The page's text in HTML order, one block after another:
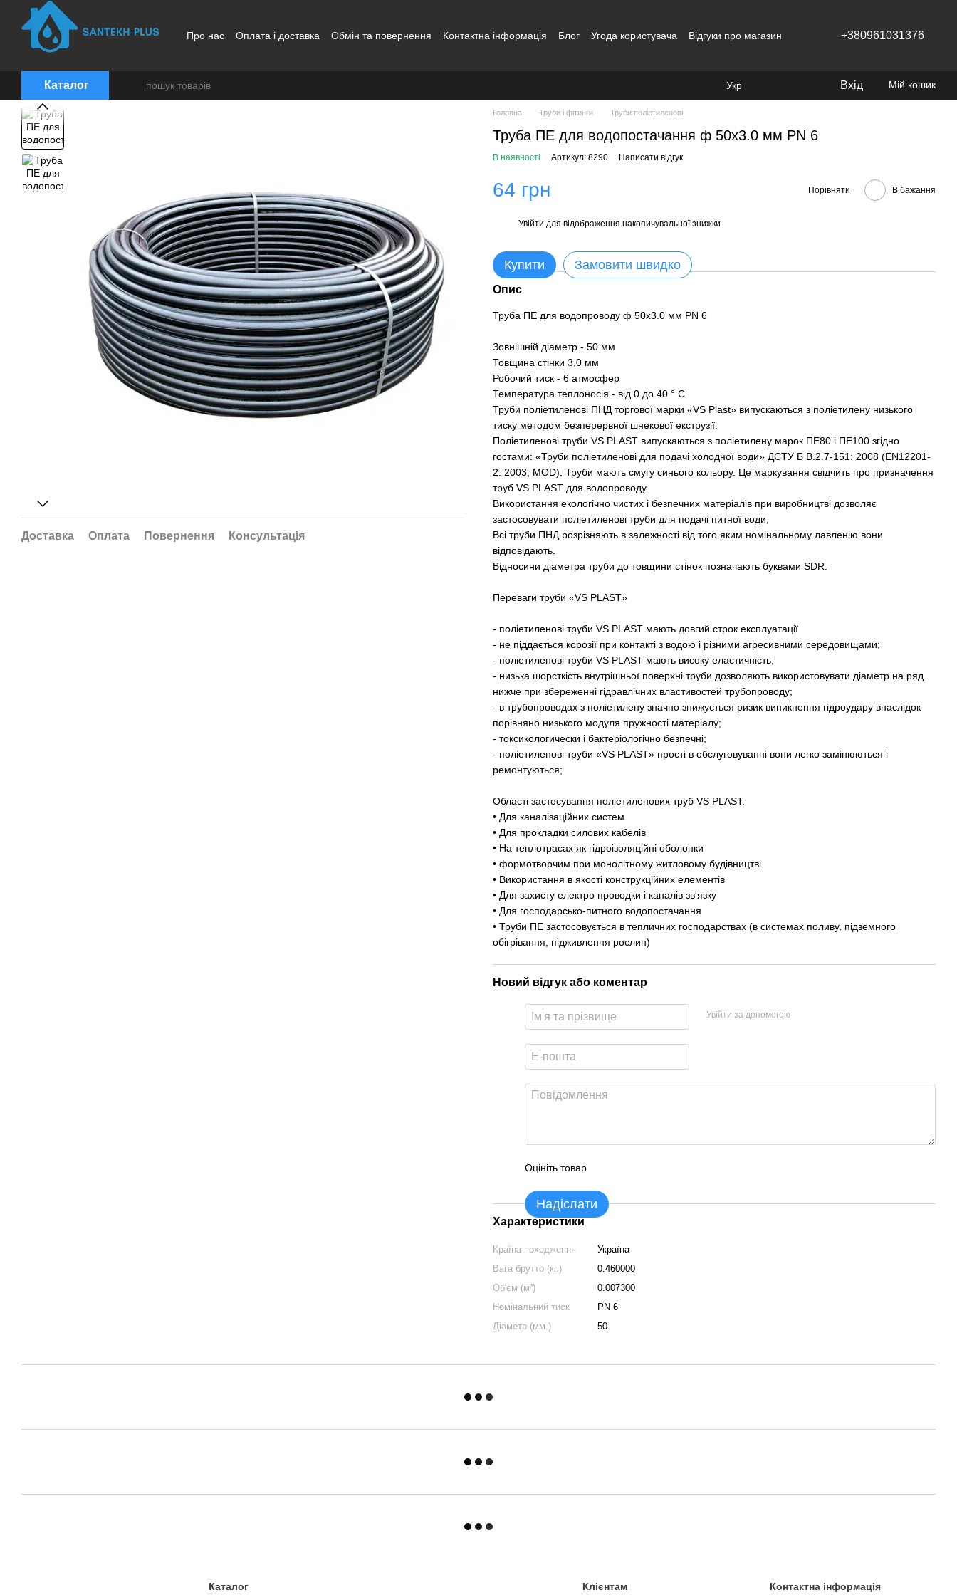
Перейти до основного контенту
Про нас Оплата і доставка Обмін та повернення Контактна інформація Блог Угода користувача Відгуки про магазин +380961031376
Каталог Укр Вхід Мій кошик
Доставка Оплата Повернення Консультація
Головна Труби і фітинги Труби поліетиленові
Труба ПЕ для водопостачання ф 50x3.0 мм PN 6
В наявності Артикул: 8290 Написати відгук
64 грн Порівняти В бажання
Увійти для відображення накопичувальної знижки
Купити Замовити швидко
Опис
Труба ПЕ для водопроводу ф 50x3.0 мм PN 6
Зовнішній діаметр - 50 мм
Товщина стінки 3,0 мм
Робочий тиск - 6 атмосфер
Температура теплоносія - від 0 до 40 ° C
Труби поліетиленові ПНД торгової марки «VS Plast» випускаються з поліетилену низького
тиску методом безперервної шнекової екструзії.
Поліетиленові труби VS PLAST випускаються з поліетилену марок ПЕ80 і ПЕ100 згідно
гостами: «Труби поліетиленові для подачі холодної води» ДСТУ Б В.2.7-151: 2008 (EN12201-
2: 2003, MOD). Труби мають смугу синього кольору. Це маркування свідчить про призначення
труб VS PLAST для водопроводу.
Використання екологічно чистих і безпечних матеріалів при виробництві дозволяє
застосовувати поліетиленові труби для подачі питної води;
Всі труби ПНД розрізняють в залежності від того яким номінальному лавленію вони
відповідають.
Відносини діаметра труби до товщини стінок позначають буквами SDR.
Переваги труби «VS PLAST»
- поліетиленові труби VS PLAST мають довгий строк експлуатації
- не піддається корозії при контакті з водою і різними агресивними середовищами;
- поліетиленові труби VS PLAST мають високу еластичність;
- низька шорсткість внутрішньої поверхні труби дозволяють використовувати діаметр на ряд
нижче при збереженні гідравлічних властивостей трубопроводу;
- в трубопроводах з поліетилену значно знижується ризик виникнення гідроудару внаслідок
порівняно низького модуля пружності матеріалу;
- токсикологически і бактеріологічно безпечні;
- поліетиленові труби «VS PLAST» прості в обслуговуванні вони легко замінюються і
ремонтуються;
Області застосування поліетиленових труб VS PLAST:
• Для каналізаційних систем
• Для прокладки силових кабелів
• На теплотрасах як гідроізоляційні оболонки
• формотворчим при монолітному житловому будівництві
• Використання в якості конструкційних елементів
• Для захисту електро проводки і каналів зв'язку
• Для господарсько-питного водопостачання
• Труби ПЕ застосовується в тепличних господарствах (в системах поливу, підземного
обігрівання, підживлення рослин)
Новий відгук або коментар
Увійти за допомогою
Оцініть товар
Надіслати
Характеристики
Країна походження
Україна
Вага брутто (кг.)
0.460000
Об'єм (м³)
0.007300
Номінальний тиск
PN 6
Діаметр (мм.)
50
Каталог Клієнтам Контактна інформація